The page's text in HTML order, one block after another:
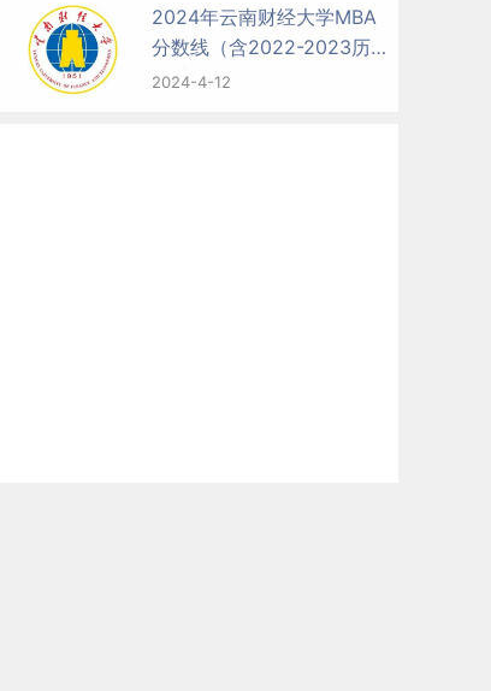
2024年云南财经大学MBA
分数线（含2022-2023历年
复试）
2024-4-12